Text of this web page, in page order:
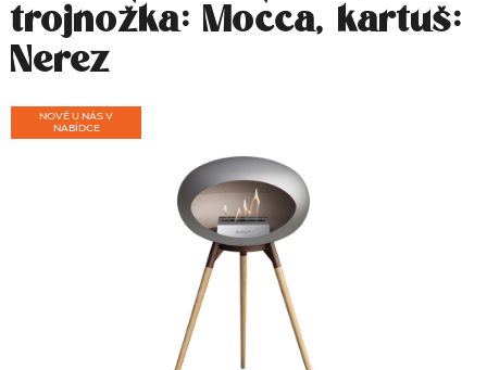
trojnožka: Mocca, kartuš:
Nerez
NOVĚ U NÁS V
NABÍDCE